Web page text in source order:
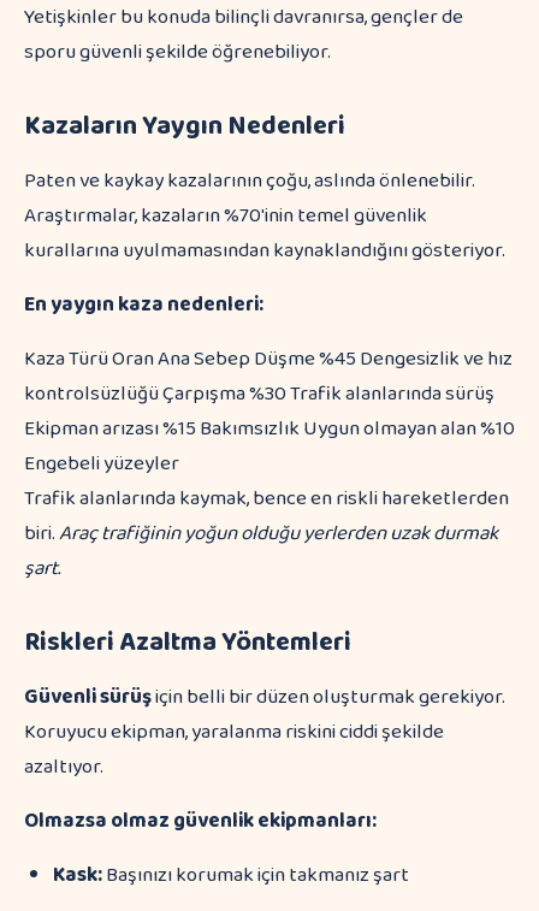
Yetişkinler bu konuda bilinçli davranırsa, gençler de
sporu güvenli şekilde öğrenebiliyor.
Kazaların Yaygın Nedenleri
Paten ve kaykay kazalarının çoğu, aslında önlenebilir.
Araştırmalar, kazaların %70'inin temel güvenlik
kurallarına uyulmamasından kaynaklandığını gösteriyor.
En yaygın kaza nedenleri:
Kaza Türü Oran Ana Sebep Düşme %45 Dengesizlik ve hız
kontrolsüzlüğü Çarpışma %30 Trafik alanlarında sürüş
Ekipman arızası %15 Bakımsızlık Uygun olmayan alan %10
Engebeli yüzeyler
Trafik alanlarında kaymak, bence en riskli hareketlerden
biri.Araç trafiğinin yoğun olduğu yerlerden uzak durmak
şart.
Riskleri Azaltma Yöntemleri
Güvenli sürüşiçin belli bir düzen oluşturmak gerekiyor.
Koruyucu ekipman, yaralanma riskini ciddi şekilde
azaltıyor.
Olmazsa olmaz güvenlik ekipmanları:
Kask:Başınızı korumak için takmanız şart